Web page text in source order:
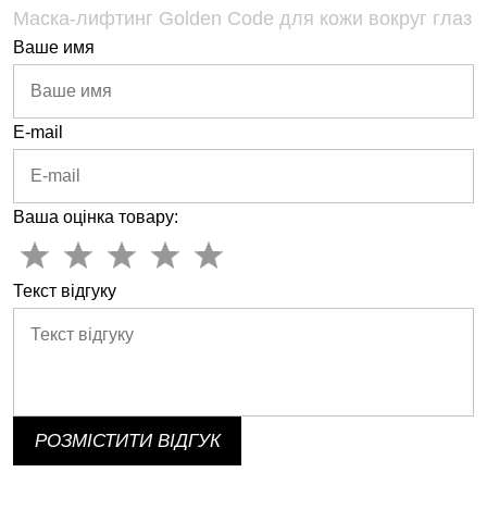
Маска-лифтинг Golden Code для кожи вокруг глаз
Ваше имя
E-mail
Ваша оцінка товару:
Текст відгуку
РОЗМІСТИТИ ВІДГУК